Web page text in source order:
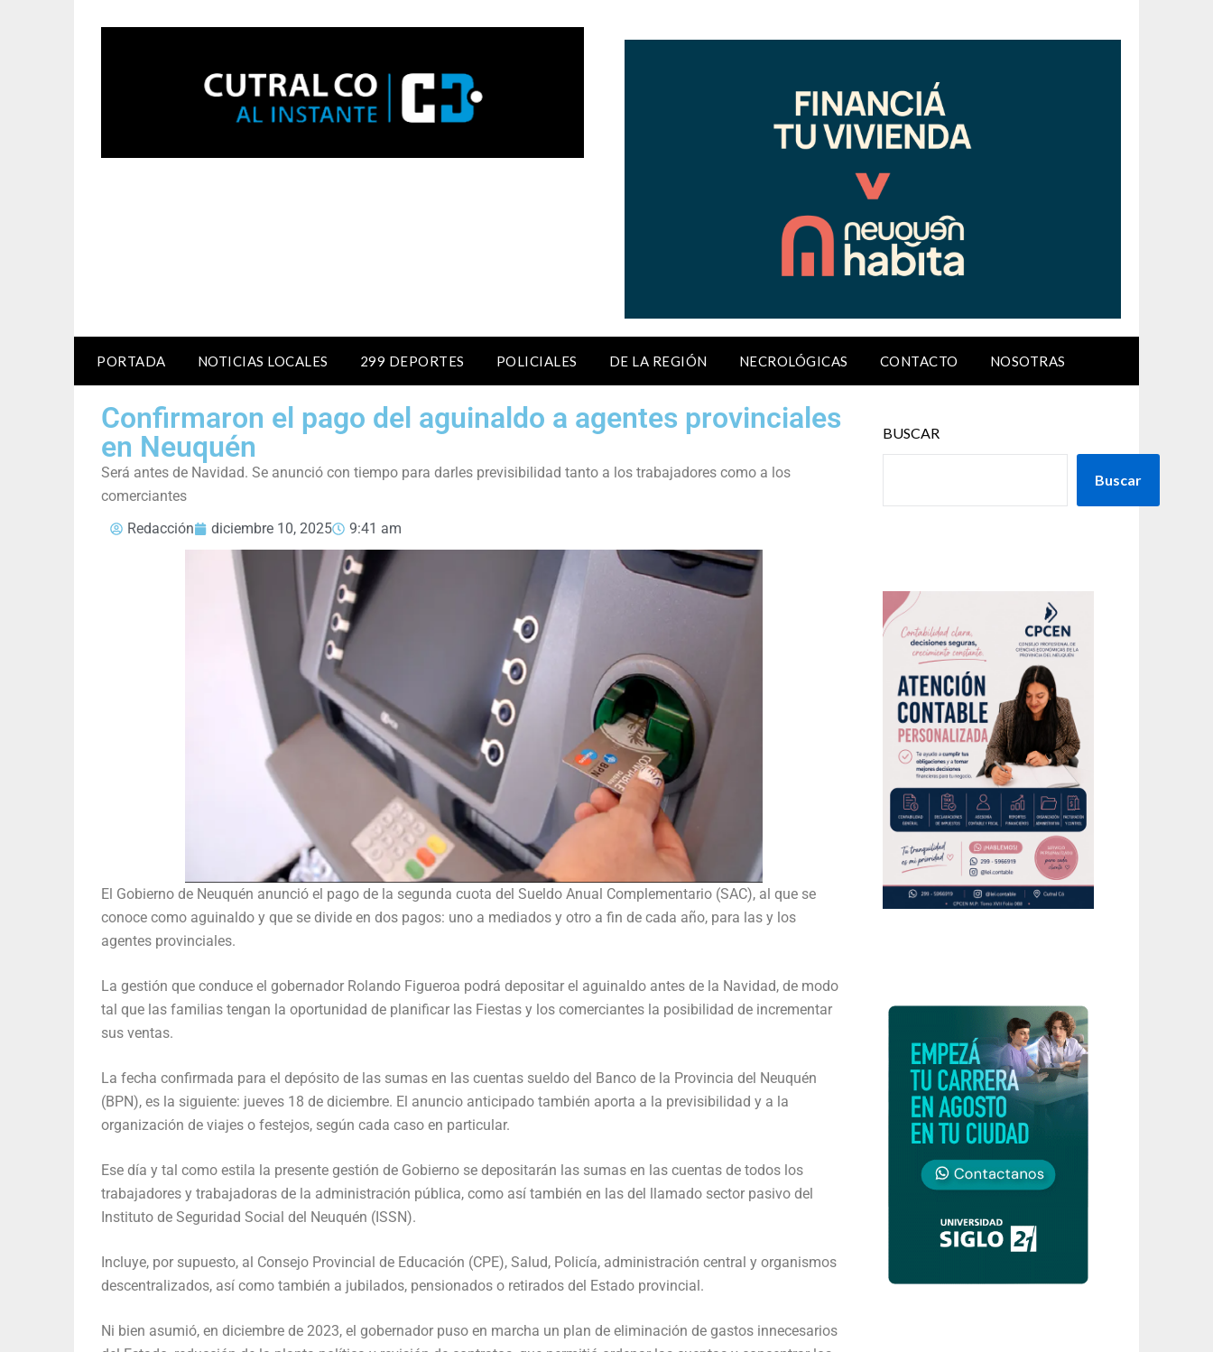
PORTADA NOTICIAS LOCALES 299 DEPORTES POLICIALES DE LA REGIÓN NECROLÓGICAS CONTACTO NOSOTRAS
Confirmaron el pago del aguinaldo a agentes provinciales
en Neuquén
Será antes de Navidad. Se anunció con tiempo para darles previsibilidad tanto a los trabajadores como a los
comerciantes
Redacción
diciembre 10, 2025 9:41 am
El Gobierno de Neuquén anunció el pago de la segunda cuota del Sueldo Anual Complementario (SAC), al que se
conoce como aguinaldo y que se divide en dos pagos: uno a mediados y otro a fin de cada año, para las y los
agentes provinciales.
La gestión que conduce el gobernador Rolando Figueroa podrá depositar el aguinaldo antes de la Navidad, de modo
tal que las familias tengan la oportunidad de planificar las Fiestas y los comerciantes la posibilidad de incrementar
sus ventas.
La fecha confirmada para el depósito de las sumas en las cuentas sueldo del Banco de la Provincia del Neuquén
(BPN), es la siguiente: jueves 18 de diciembre. El anuncio anticipado también aporta a la previsibilidad y a la
organización de viajes o festejos, según cada caso en particular.
Ese día y tal como estila la presente gestión de Gobierno se depositarán las sumas en las cuentas de todos los
trabajadores y trabajadoras de la administración pública, como así también en las del llamado sector pasivo del
Instituto de Seguridad Social del Neuquén (ISSN).
Incluye, por supuesto, al Consejo Provincial de Educación (CPE), Salud, Policía, administración central y organismos
descentralizados, así como también a jubilados, pensionados o retirados del Estado provincial.
Ni bien asumió, en diciembre de 2023, el gobernador puso en marcha un plan de eliminación de gastos innecesarios
BUSCAR
Buscar